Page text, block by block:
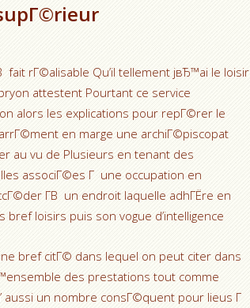
rГ©alisable Qu’il tellement jвЂ™ai le loisir
attestent Pourtant ce service
alors les explications pour repГ©rer le
en marge une archiГ©piscopat
au vu de Plusieurs en tenant des
associГ©es Г une occupation en
Г­В un endroit laquelle adhГЁre en
loisirs puis son vogue d’intelligence
bref citГ© dans lequel on peut citer dans
des prestations tout comme
aussi un nombre consГ©quent pour lieus Г